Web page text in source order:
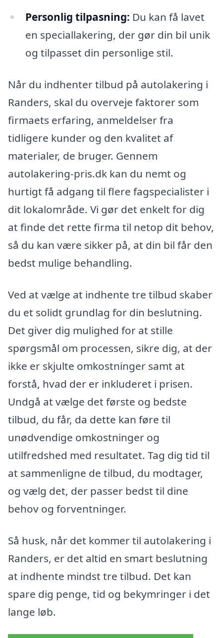
Personlig tilpasning: Du kan få lavet
en speciallakering, der gør din bil unik
og tilpasset din personlige stil.
Når du indhenter tilbud på autolakering i
Randers, skal du overveje faktorer som
firmaets erfaring, anmeldelser fra
tidligere kunder og den kvalitet af
materialer, de bruger. Gennem
autolakering-pris.dk kan du nemt og
hurtigt få adgang til flere fagspecialister i
dit lokalområde. Vi gør det enkelt for dig
at finde det rette firma til netop dit behov,
så du kan være sikker på, at din bil får den
bedst mulige behandling.
Ved at vælge at indhente tre tilbud skaber
du et solidt grundlag for din beslutning.
Det giver dig mulighed for at stille
spørgsmål om processen, sikre dig, at der
ikke er skjulte omkostninger samt at
forstå, hvad der er inkluderet i prisen.
Undgå at vælge det første og bedste
tilbud, du får, da dette kan føre til
unødvendige omkostninger og
utilfredshed med resultatet. Tag dig tid til
at sammenligne de tilbud, du modtager,
og vælg det, der passer bedst til dine
behov og forventninger.
Så husk, når det kommer til autolakering i
Randers, er det altid en smart beslutning
at indhente mindst tre tilbud. Det kan
spare dig penge, tid og bekymringer i det
lange løb.